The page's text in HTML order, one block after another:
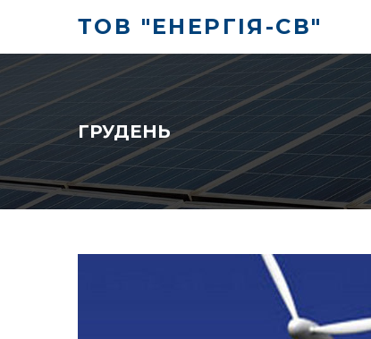
content
ТОВ "ЕНЕРГІЯ-СВ"
ГРУДЕНЬ
Місяць: